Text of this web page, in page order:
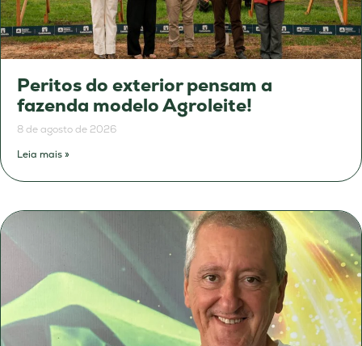
Peritos do exterior pensam a
fazenda modelo Agroleite!
8 de agosto de 2026
Leia mais »